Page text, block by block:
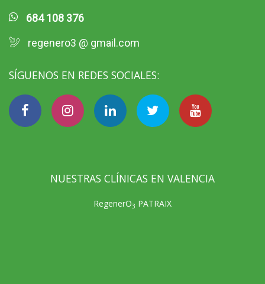
684 108 376
regenero3 @ gmail.com
SÍGUENOS EN REDES SOCIALES:
NUESTRAS CLÍNICAS EN VALENCIA
RegenerO3 PATRAIX